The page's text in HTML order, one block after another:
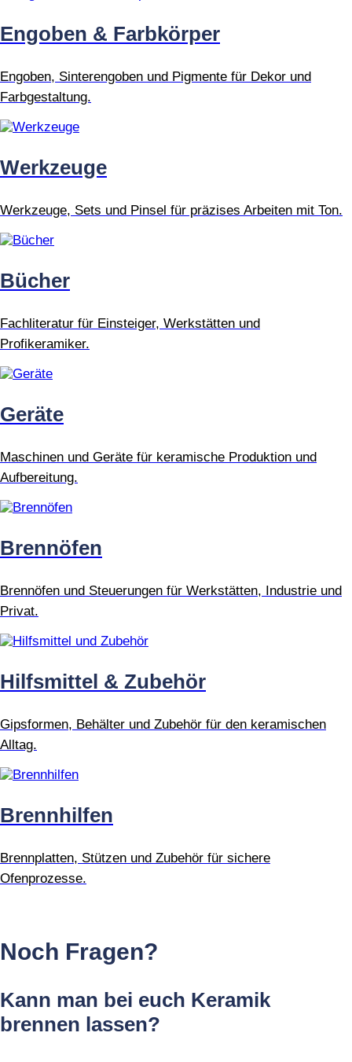
Engoben & Farbkörper
Engoben, Sinterengoben und Pigmente für Dekor und
Farbgestaltung.
Werkzeuge
Werkzeuge, Sets und Pinsel für präzises Arbeiten mit Ton.
Bücher
Fachliteratur für Einsteiger, Werkstätten und
Profikeramiker.
Geräte
Maschinen und Geräte für keramische Produktion und
Aufbereitung.
Brennöfen
Brennöfen und Steuerungen für Werkstätten, Industrie und
Privat.
Hilfsmittel & Zubehör
Gipsformen, Behälter und Zubehör für den keramischen
Alltag.
Brennhilfen
Brennplatten, Stützen und Zubehör für sichere
Ofenprozesse.
Noch Fragen?
Kann man bei euch Keramik
brennen lassen?